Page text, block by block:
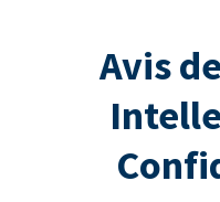
Avis